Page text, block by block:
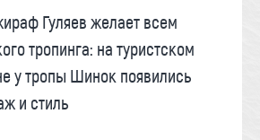
Гуляев желает всем
тропинга: на туристском
у тропы Шинок появились
и стиль